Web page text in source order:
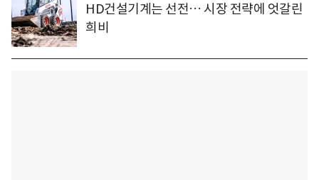
HD건설기계는 선전… 시장 전략에 엇갈린
희비